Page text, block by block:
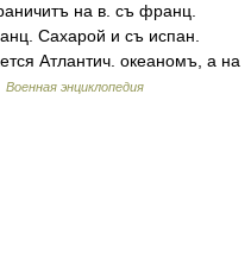
на в. съ франц.
Сахарой и съ испан.
Атлантич. океаномъ, а на
Военная энциклопедия